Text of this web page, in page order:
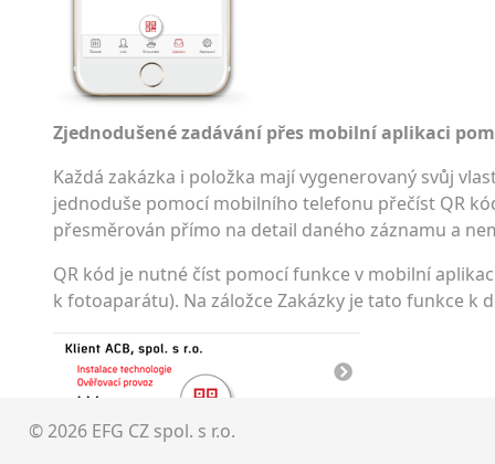
Zjednodušené zadávání přes mobilní aplikaci
Každá zakázka i položka mají vygenerovaný svůj
jednoduše pomocí mobilního telefonu přečíst QR
přesměrován přímo na detail daného záznamu a
QR kód je nutné číst pomocí funkce v mobilní
k fotoaparátu). Na záložce Zakázky je tato funkce k
© 2026 EFG CZ spol. s r.o.